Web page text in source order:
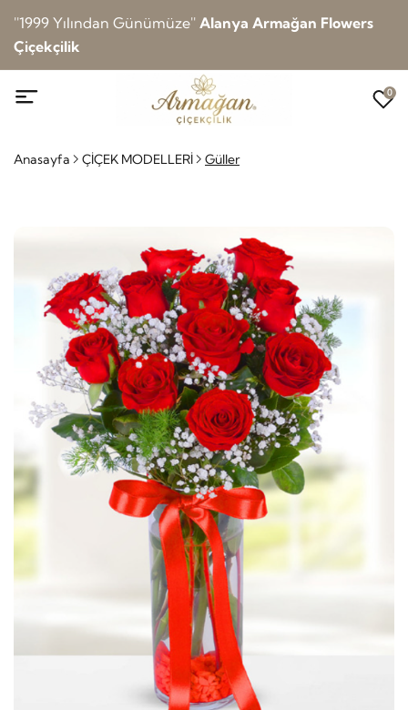
''1999 Yılından Günümüze'' Alanya Armağan Flowers
Çiçekçilik
0
Anasayfa ÇİÇEK MODELLERİ Güller